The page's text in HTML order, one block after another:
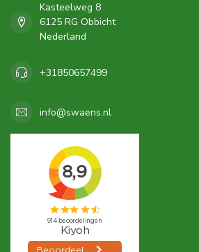
Kasteelweg 8
6125 RG Obbicht
Nederland
+31850657499
info@swaens.nl